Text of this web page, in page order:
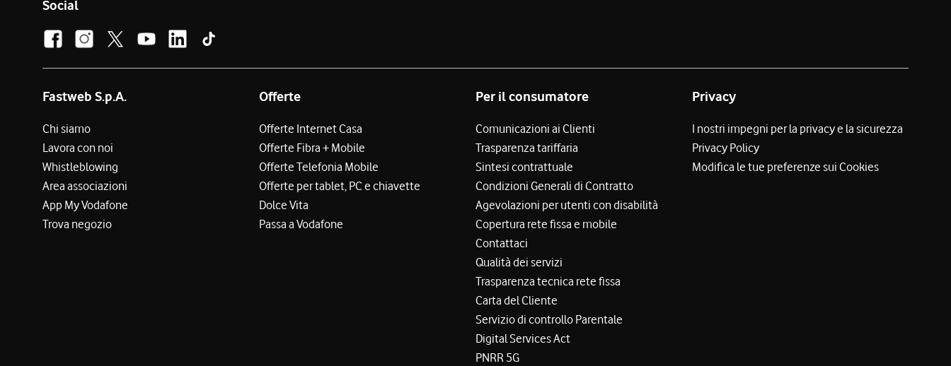
Social
Fastweb S.p.A.
Chi siamo
Lavora con noi
Whistleblowing
Area associazioni
App My Vodafone
Trova negozio
Offerte
Offerte Internet Casa
Offerte Fibra + Mobile
Offerte Telefonia Mobile
Offerte per tablet, PC e chiavette
Dolce Vita
Passa a Vodafone
Per il consumatore
Comunicazioni ai Clienti
Trasparenza tariffaria
Sintesi contrattuale
Condizioni Generali di Contratto
Agevolazioni per utenti con disabilità
Copertura rete fissa e mobile
Contattaci
Qualità dei servizi
Trasparenza tecnica rete fissa
Carta del Cliente
Servizio di controllo Parentale
Digital Services Act
PNRR 5G
Privacy
I nostri impegni per la privacy e la sicurezza
Privacy Policy
Modifica le tue preferenze sui Cookies